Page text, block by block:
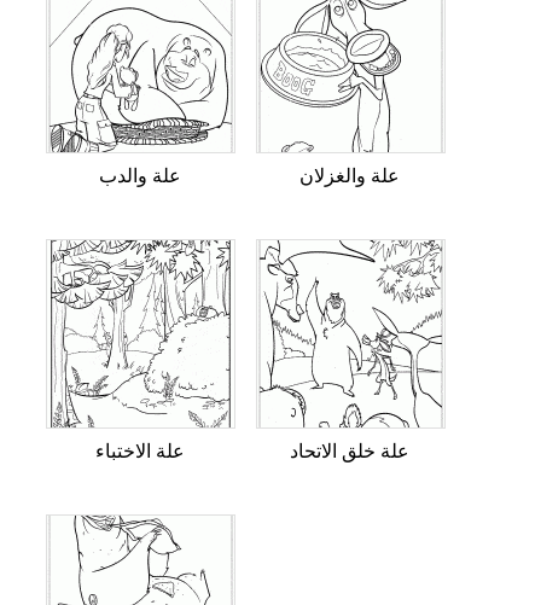
علة والدب علة والغزلان
علة الاختباء علة خلق الاتحاد